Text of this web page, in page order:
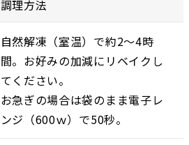
調理方法
自然解凍（室温）で約2～4時
間。お好みの加減にリベイクし
てください。
お急ぎの場合は袋のまま電子レ
ンジ（600ｗ）で50秒。